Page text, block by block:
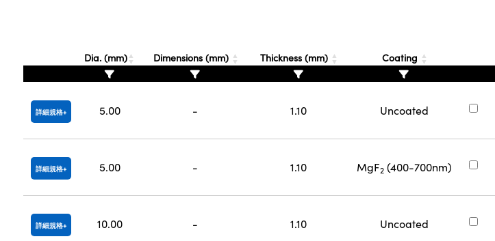
Dia. (mm) Dimensions (mm) Thickness (mm) Coating
詳細規格 5.00 - 1.10 Uncoated
詳細規格 5.00 - 1.10 MgF2(400-700nm)
詳細規格 10.00 - 1.10 Uncoated